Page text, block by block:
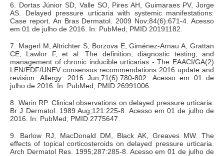
6. Dortas Júnior SD, Valle SO, Pires AH, Guimaraes PV, Jorge
AS. Delayed pressure urticaria with systemic manifestations:
Case report. An Bras Dermatol. 2009 Nov;84(6):671-4. Acesso
em 01 de julho de 2016. In: PubMed; PMID 20191182.
7. Magerl M, Altrichter S, Borzova E, Giménez-Arnau A, Grattan
CE, Lawlor F, et al. The definition, diagnostic testing, and
management of chronic inducible urticarias - The EAACI/GA(2)
LEN/EDF/UNEV consensus recommendations 2016 update and
revision. Allergy. 2016 Jun;71(6):780-802. Acesso em 01 de
julho de 2016. In: PubMed; PMID 26991006.
8. Warin RP. Clinical observations on delayed pressure urticaria.
Br J Dermatol. 1989 Aug;121:225-8. Acesso em 01 de julho de
2016. In: PubMed; PMID 2775647.
9. Barlow RJ, MacDonald DM, Black AK, Greaves MW. The
effects of topical corticosteroids on delayed pressure urticaria.
Arch Dermatol Res. 1995;287:285-8. Acesso em 01 de julho de